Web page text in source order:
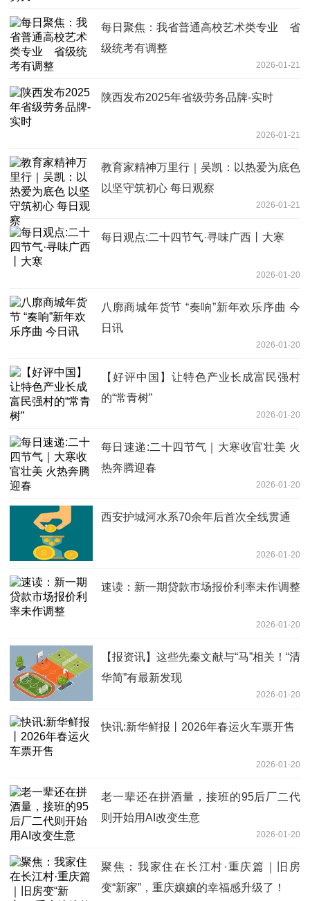
每日聚焦：我省普通高校艺术类专业 省
级统考有调整
2026-01-21
陕西发布2025年省级劳务品牌-实时
2026-01-21
教育家精神万里行｜吴凯：以热爱为底色
以坚守筑初心 每日观察
2026-01-21
每日观点:二十四节气·寻味广西丨大寒
2026-01-20
八廓商城年货节 “奏响”新年欢乐序曲 今
日讯
2026-01-20
【好评中国】让特色产业长成富民强村
的“常青树”
2026-01-20
每日速递:二十四节气｜大寒收官壮美 火
热奔腾迎春
2026-01-20
西安护城河水系70余年后首次全线贯通
2026-01-20
速读：新一期贷款市场报价利率未作调整
2026-01-20
【报资讯】这些先秦文献与“马”相关！“清
华简”有最新发现
2026-01-20
快讯:新华鲜报丨2026年春运火车票开售
2026-01-20
老一辈还在拼酒量，接班的95后厂二代
则开始用AI改变生意
2026-01-20
聚焦：我家住在长江村·重庆篇｜旧房
变“新家”，重庆孃孃的幸福感升级了！